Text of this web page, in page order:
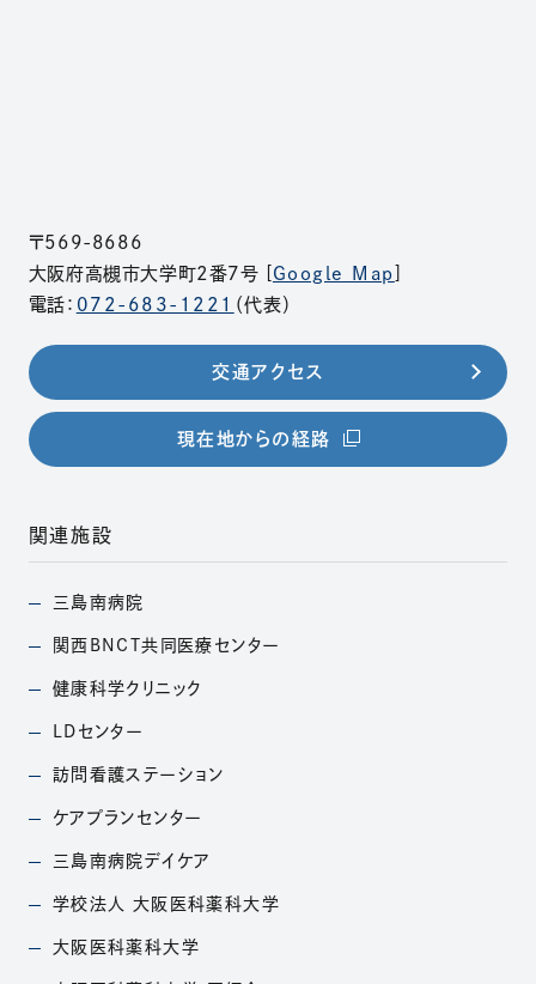
〒569-8686
大阪府高槻市大学町2番7号 [ Google Map
電話： 072-683-1221 （代表）
交通アクセス
現在地からの経路 （別ウィンドウで開きま
関連施設
三島南病院
（別ウィンドウで開きます）
関西BNCT共同医療 センター
（別ウィンドウで開きます）
健康科学クリニック
（別ウィンドウで開きます）
LDセンター
（別ウィンドウで開きます）
訪問看護ステーション
（別ウィンドウで開きます）
ケアプランセンター
（別ウィンドウで開きます）
三島南病院デイケア
（別ウィンドウで開きます）
学校法人 大阪医科薬科大学
（別ウィンドウで開きます）
大阪医科薬科大学
（別ウィンドウで開きます）